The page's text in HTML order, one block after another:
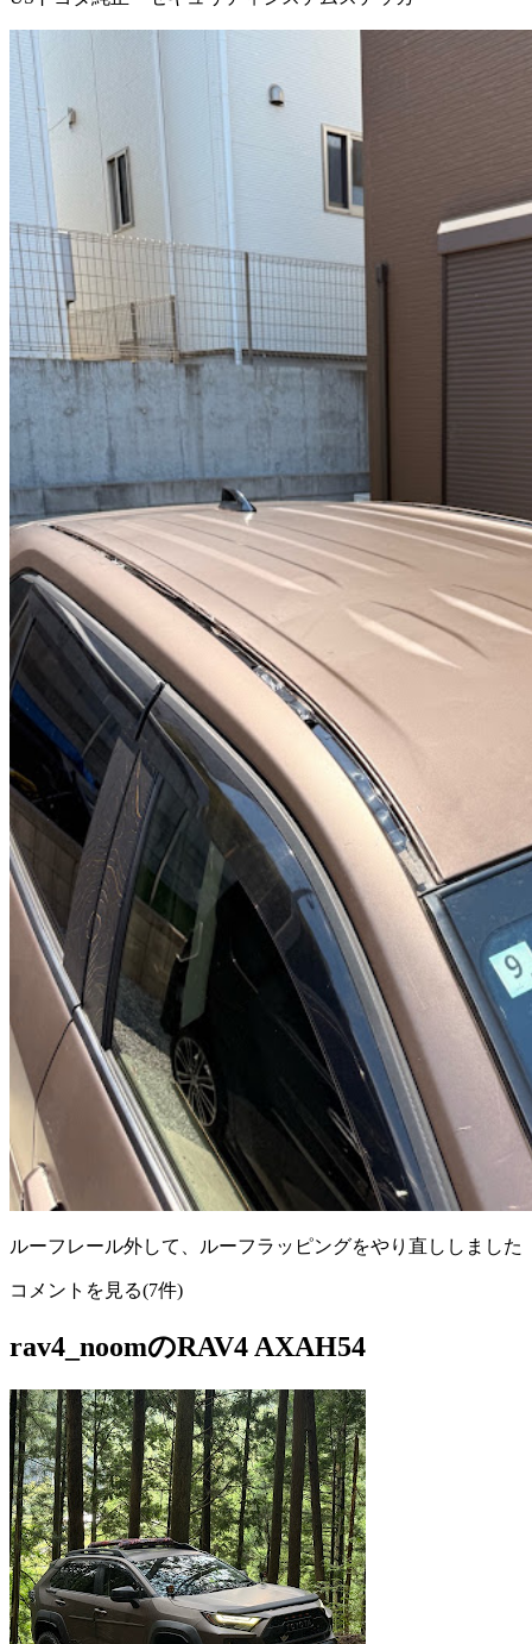
ルーフレール外して、ルーフラッピングをやり直ししました
コメントを見る(7件)
rav4_noomのRAV4 AXAH54